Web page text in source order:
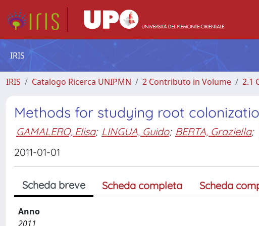
IRIS
IRIS Catalogo Ricerca UNIPMN 2 Contributo in Volume 2.1
Methods for studying root
GAMALERO, Elisa; LINGUA, Guido; BERTA, Graziella;
2011-01-01
Scheda breve Scheda completa Scheda
Anno
2011